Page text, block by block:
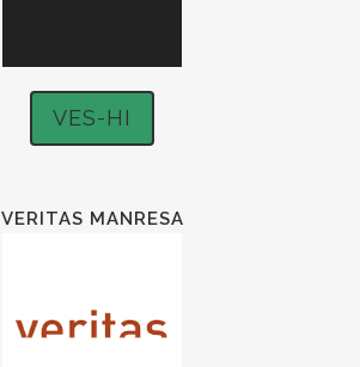
VES-HI
VERITAS MANRESA